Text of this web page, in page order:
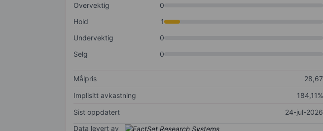
Overvektig
0
Hold
1
Undervektig
0
Selg
0
Målpris
28,67
Implisitt avkastning
184,11%
Sist oppdatert
24-jul-2026
Data levert av